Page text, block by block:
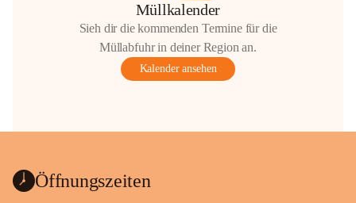
Müllkalender
Sieh dir die kommenden Termine für die
Müllabfuhr in deiner Region an.
Kalender ansehen
Öffnungszeiten